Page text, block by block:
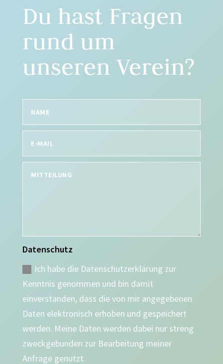
Du hast Fragen
rund um
unseren Verein?
Datenschutz
Ich habe die Datenschutzerklärung zur
Kenntnis genommen und bin damit
einverstanden, dass die von mir angegebenen
Daten elektronisch erhoben und gespeichert
werden. Meine Daten werden dabei nur streng
zweckgebunden zur Bearbeitung meiner
Anfrage genutzt.